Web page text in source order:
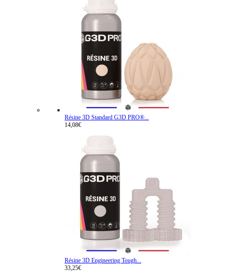
Résine 3D Standard G3D PRO®...
14,08€
Résine 3D Engineering Tough...
33,25€